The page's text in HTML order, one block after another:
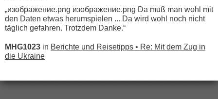
„изображение.png изображение.png Da muß man wohl mit
den Daten etwas herumspielen ... Da wird wohl noch nicht
täglich gefahren. Trotzdem Danke.“
MHG1023 in Berichte und Reisetipps • Re: Mit dem Zug in
die Ukraine